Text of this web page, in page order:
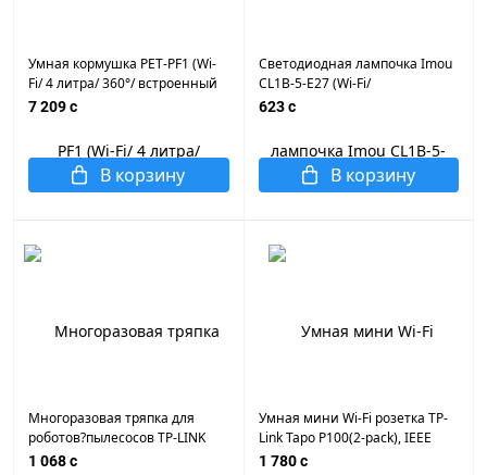
Умная кормушка PET-PF1 (Wi-
Fi/ 4 литра/ 360°/ встроенный
микрофон и спикер/ умное
животных и поедания/ 4
режима мониторинга)
7 209 c
В корзину
Светодиодная лампочка Imou
CL1B-5-E27 (Wi-Fi/
многоцветная/ 9Вт/ E27/ 2700-
623 c
В корзину
Многоразовая тряпка для
роботов?пылесосов TP-LINK
Tapo RVA300 (3 шт.
1 068 c
Умная мини Wi-Fi розетка TP-
Link Tapo P100(2-pack), IEEE
802.11b/g/n, 2,4 ГГц
1 780 c